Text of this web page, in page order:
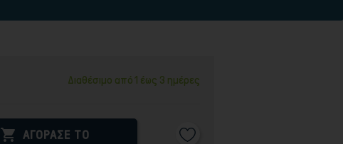
Διαθέσιμο από 1 έως 3 ημέρες
 ΑΓΟΡΑΣΕ ΤΟ